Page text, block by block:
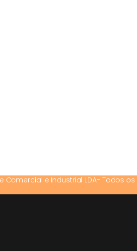
Comercial e Industrial LDA- Todos os